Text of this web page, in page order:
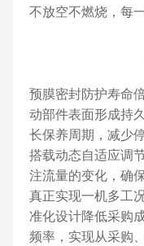
不放空不燃烧，每
预膜密封防护寿命
动部件表面形成持
长保养周期，减少
搭载动态自适应调
注流量的变化，确
真正实现一机多工
准化设计降低采购
频率，实现从采购